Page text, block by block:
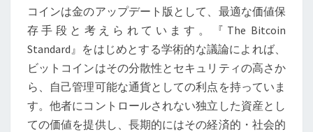
コインは金のアップデート版として、最適な価値保
存手段と考えられています。『The Bitcoin
Standard』をはじめとする学術的な議論によれば、
ビットコインはその分散性とセキュリティの高さか
ら、自己管理可能な通貨としての利点を持っていま
す。他者にコントロールされない独立した資産とし
ての価値を提供し、長期的にはその経済的・社会的